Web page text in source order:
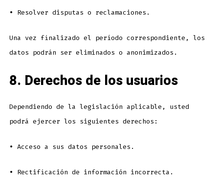
• Resolver disputas o reclamaciones.
Una vez finalizado el período correspondiente, los
datos podrán ser eliminados o anonimizados.
8. Derechos de los usuarios
Dependiendo de la legislación aplicable, usted
podrá ejercer los siguientes derechos:
• Acceso a sus datos personales.
• Rectificación de información incorrecta.